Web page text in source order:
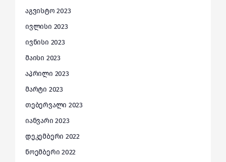
აგვისტო 2023
ივლისი 2023
ივნისი 2023
მაისი 2023
აპრილი 2023
მარტი 2023
თებერვალი 2023
იანვარი 2023
დეკემბერი 2022
ნოემბერი 2022